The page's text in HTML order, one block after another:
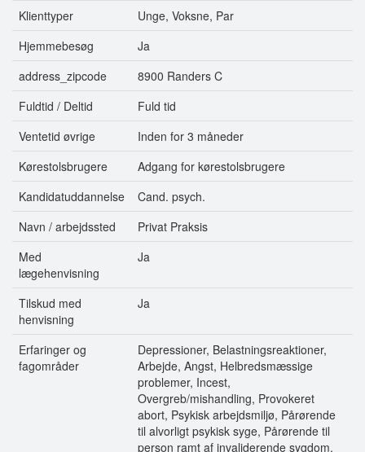
Klienttyper
Unge, Voksne, Par
Hjemmebesøg
Ja
address_zipcode
8900 Randers C
Fuldtid / Deltid
Fuld tid
Ventetid øvrige
Inden for 3 måneder
Kørestolsbrugere
Adgang for kørestolsbrugere
Kandidatuddannelse
Cand. psych.
Navn / arbejdssted
Privat Praksis
Med
lægehenvisning
Ja
Tilskud med
henvisning
Ja
Erfaringer og
fagområder
Depressioner, Belastningsreaktioner,
Arbejde, Angst, Helbredsmæssige
problemer, Incest,
Overgreb/mishandling, Provokeret
abort, Psykisk arbejdsmiljø, Pårørende
til alvorligt psykisk syge, Pårørende til
person ramt af invaliderende sygdom,